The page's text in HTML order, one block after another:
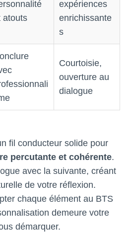
atouts
expériences
enrichissante
s
Courtoisie,
ouverture au
dialogue
fil conducteur solide pour
percutante et cohérente.
avec la suivante, créant
de votre réflexion.
chaque élément au BTS
demeure votre
démarquer.